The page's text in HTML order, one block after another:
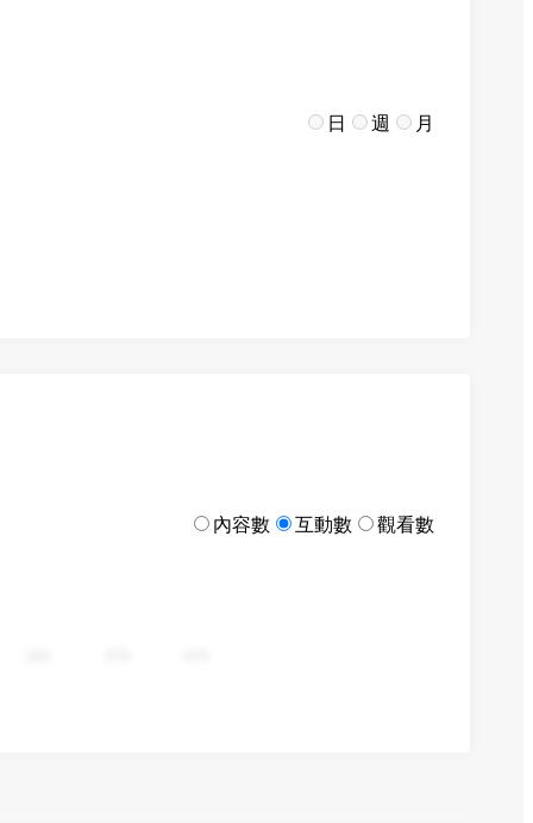
日 週 月
內容數 互動數 觀看數